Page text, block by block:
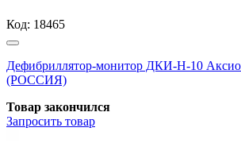
Код: 18465
Дефибриллятор-монитор ДКИ-Н-10
(РОССИЯ)
Товар закончился
Запросить товар